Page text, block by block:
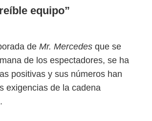
equipo
de Mr. Mercedes que se
de los espectadores, se ha
positivas y sus números han
exigencias de la cadena